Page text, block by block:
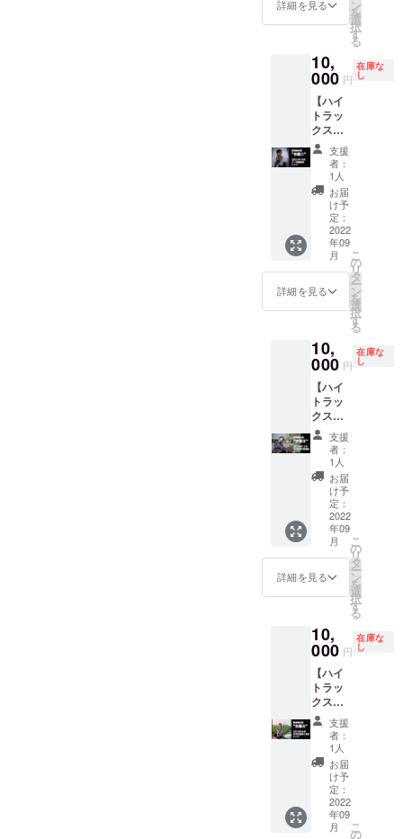
Road to
FES.】
日程:
2022年
9月18日
（日）
時間: 開
場15:00
開演
16:00（
終演
18:00予
定） 場
所: 文化
の森 21
世紀館
イベン
トホー
島市八
万町向
寺山 文
化の森
総合公
園
TEL:08
8-668-
1111 ・
スタン
ディン
グ最前
列 ・
HighTワ
ンマン
チケッ
ト SS席
番号順
にご入
場頂き
ます。
※中学生
以下無
料（自
称も
可）。
※お子様
が同席
される
場合は
備考欄
タッフ
なんだ
イトよ
り目立
つのや
めて！
スタッ
フのお
かんが
大阪か
ら引っ
越して
きまし
た。 引
越し祝
いをし
たいと
思いま
す。 ご
皆様へ
は、ス
タッフ
おかん
より徳
島での
近況報
告とお
礼の
メール
を送ら
せてい
ただき
ます。
詳細を見る ン
を
選
択
す
る
10,
000 円
在庫な
し
【ハイ
トラッ
クスス
タジオ
断捨離
企画】
HighTが
イベン
ト出演
や撮影
時に着
用した
衣装を
ご支援
者様へ
提供い
す。
______
______
______
◆No.01
21年10
月
HighT
YouTub
eのスポ
ンサー
でもあ
る徳島
の写真
スタジ
オ " K
Studio
ティス
ト写真
の着用
衣装。
シャツ
のみ
支援
者：
1人
お届
け予
定：
2022
年09
月
詳細を見る
こ
の
リ
タ
ー
ン
を
選
択
す
る
10,
000 円
在庫な
し
【ハイ
トラッ
クスス
タジオ
断捨離
企画】
ハイト
が撮影
やス
テージ
で着用
しまし
た衣装
をご支
援者様
へご提
しま
す。
No.03
2019年
11月
ノース
ショア
徳島に
て開催
した
バース
デーワ
ンマン
ライ
ブ。 告
支援
者：
1人
お届
け予
定：
2022
年09
月
詳細を見る
こ
の
リ
タ
ー
ン
を
選
択
す
る
10,
000 円
在庫な
し
【ハイ
トラッ
クスス
タジオ
断捨離
企画】
ハイト
が撮影
やス
テージ
で着用
しまし
支援
者：
1人
お届
け予
定：
2022
年09
月
こ
の